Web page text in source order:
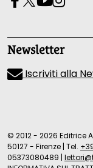
Newsletter
Iscriviti alla
© 2012 - 2026 Editrice
50127 - Firenze | Tel.
05373080489 |